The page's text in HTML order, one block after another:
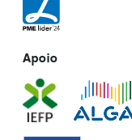
Apoio